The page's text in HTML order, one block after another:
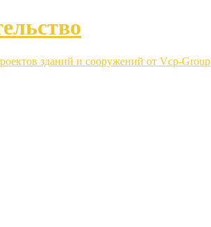
зданий и сооружений от Vcp-Group